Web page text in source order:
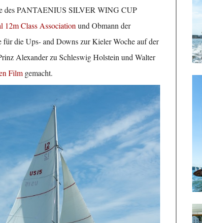
des PANTAENIUS SILVER WING CUP
12m Class Associationund Obmann der
für die Ups- and Downs zur Kieler Woche auf der
Alexander zu Schleswig Holstein und Walter
Filmgemacht.